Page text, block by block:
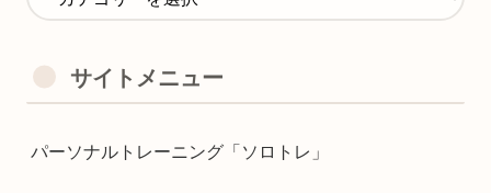
サイトメニュー
パーソナルトレーニング「ソロトレ」